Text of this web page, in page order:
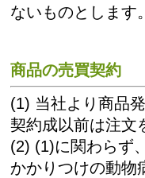
ないものとします
商品の売買契約
(1) 当社より商品
契約成以前は注文
(2) (1)に関わらず
かかりつけの動物